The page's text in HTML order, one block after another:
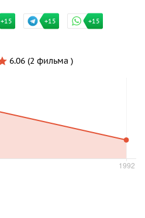
+15 +15 +15
6.06 (2 фильма )